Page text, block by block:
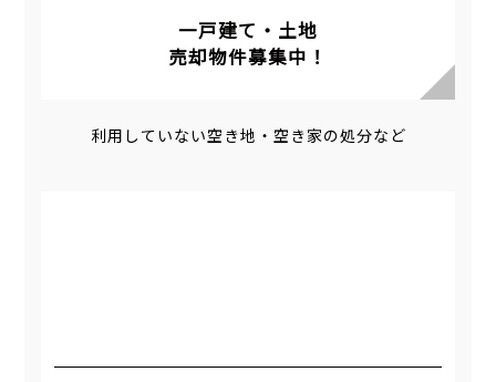
一戸建て・土地
売却物件募集中！
利用していない空き地・空き家の処分など